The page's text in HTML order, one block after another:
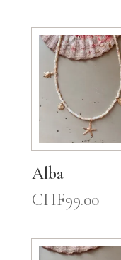
Alba
CHF99.00